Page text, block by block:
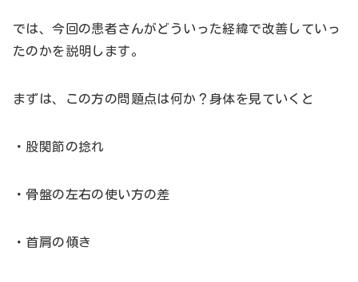
では、今回の患者さんがどういった経緯で改善していっ
たのかを説明します。
まずは、この方の問題点は何か？身体を見ていくと
・股関節の捻れ
・骨盤の左右の使い方の差
・首肩の傾き